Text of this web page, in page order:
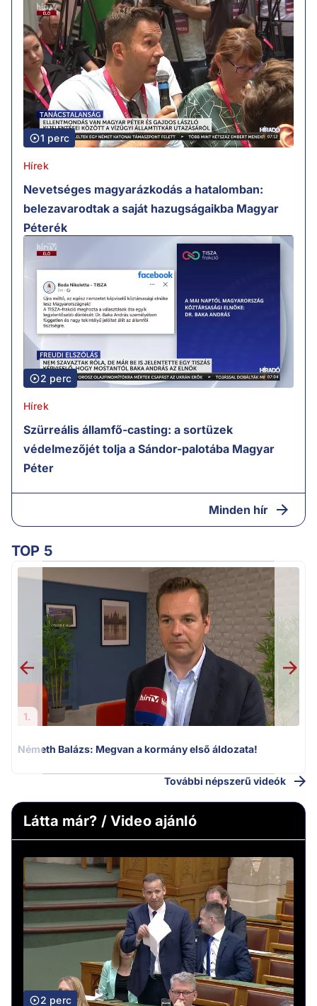
1 perc
Hírek
Nevetséges magyarázkodás a hatalomban:
belezavarodtak a saját hazugságaikba Magyar
Péterék
2 perc
Hírek
Szürreális államfő-casting: a sortüzek
védelmezőjét tolja a Sándor-palotába Magyar
Péter
Minden hír
TOP 5
1.
Németh Balázs: Megvan a kormány első áldozata!
További népszerű videók
Látta már? / Video ajánló
2 perc